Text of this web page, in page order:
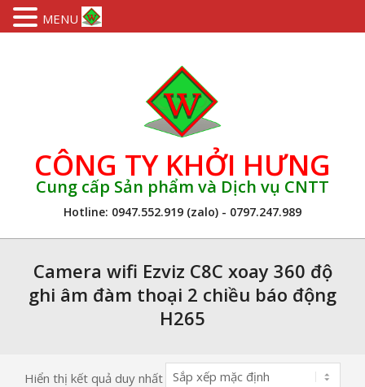
CÔNG TY KHỞI HƯNG
Cung cấp Sản phẩm và Dịch vụ CNTT
Hotline: 0947.552.919 (zalo) - 0797.247.989
NavigationCamera wifi Ezviz C8C xoay 360 độ
ghi âm đàm thoại 2 chiều báo động
H265
Hiển thị kết quả duy nhất
MENU